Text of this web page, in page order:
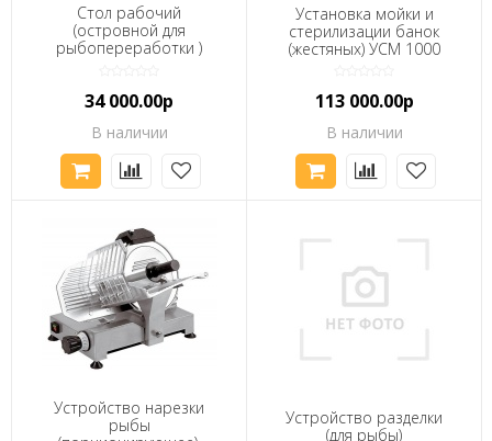
Стол рабочий
(островной для
рыбопереработки )
34 000.00р
В наличии
Установка мойки и
стерилизации банок
(жестяных) УСМ 1000
113 000.00р
В наличии
Устройство нарезки
рыбы
Устройство разделки
(для рыбы)